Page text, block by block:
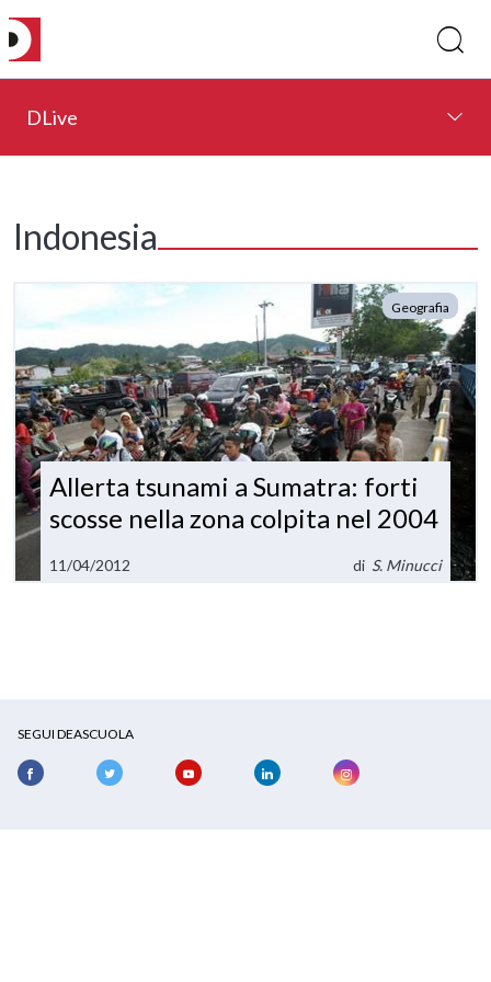
DLive
Indonesia
Geografia
Allerta tsunami a Sumatra: forti
scosse nella zona colpita nel 2004
11/04/2012 di S. Minucci
SEGUI DEASCUOLA